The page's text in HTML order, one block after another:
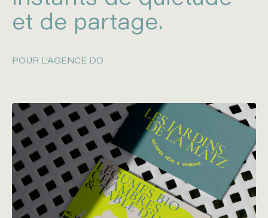
et de partage.
POUR L'AGENCE DD